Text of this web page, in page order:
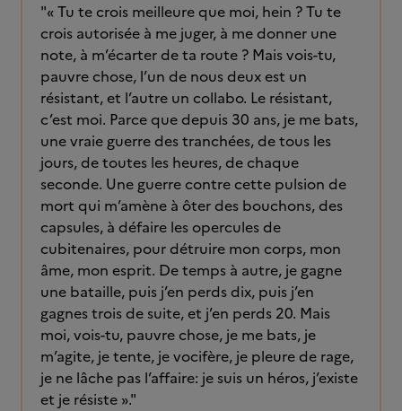
"« Tu te crois meilleure que moi, hein ? Tu te
crois autorisée à me juger, à me donner une
note, à m’écarter de ta route ? Mais vois-tu,
pauvre chose, l’un de nous deux est un
résistant, et l’autre un collabo. Le résistant,
c’est moi. Parce que depuis 30 ans, je me bats,
une vraie guerre des tranchées, de tous les
jours, de toutes les heures, de chaque
seconde. Une guerre contre cette pulsion de
mort qui m’amène à ôter des bouchons, des
capsules, à défaire les opercules de
cubitenaires, pour détruire mon corps, mon
âme, mon esprit. De temps à autre, je gagne
une bataille, puis j’en perds dix, puis j’en
gagnes trois de suite, et j’en perds 20. Mais
moi, vois-tu, pauvre chose, je me bats, je
m’agite, je tente, je vocifère, je pleure de rage,
je ne lâche pas l’affaire: je suis un héros, j’existe
et je résiste »."